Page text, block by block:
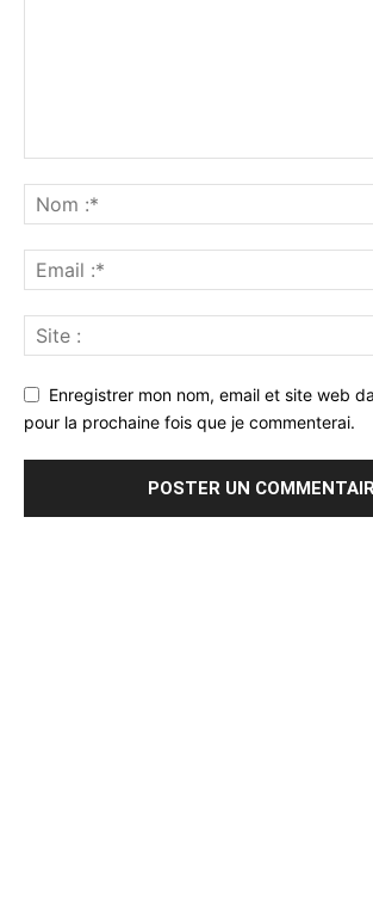
Enregistrer mon nom, email et site web
pour la prochaine fois que je commenterai.